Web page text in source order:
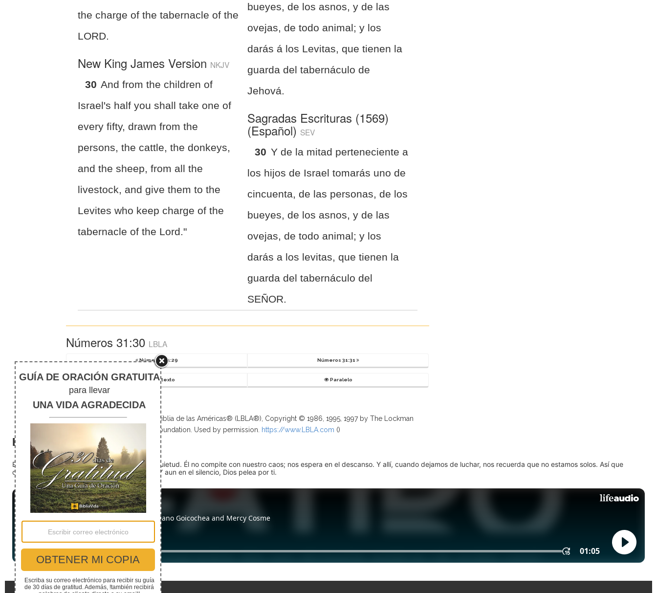
the charge of the tabernacle of the
LORD.
New King James Version NKJV
30 And from the children of
Israel's half you shall take one of
every fifty, drawn from the
persons, the cattle, the donkeys,
and the sheep, from all the
livestock, and give them to the
Levites who keep charge of the
tabernacle of the Lord."
bueyes, de los asnos, y de las
ovejas, de todo animal; y los
darás á los Levitas, que tienen la
guarda del tabernáculo de
Jehová.
Sagradas Escrituras (1569)
(Español) SEV
30 Y de la mitad perteneciente a
los hijos de Israel tomarás uno de
cincuenta, de las personas, de los
bueyes, de los asnos, y de las
ovejas, de todo animal; y los
darás a los levitas, que tienen la
guarda del tabernáculo del
SEÑOR.
Números 31:30 LBLA
Números 31:29 Números 31:31
En Contexto Paralelo
Scripture taken from La Biblia de las Américas® (LBLA®), Copyright © 1986, 1995, 1997 by The Lockman
Foundation. Used by permission.
https://www.LBLA.com ()
El silencio
En medio del ruido, Dios nos encuentra en la quietud. Él no compite con nuestro caos; nos espera en el descanso. Y allí, cuando dejamos de luchar, nos recuerda que no estamos solos. Así que
detente (quédate quieto) Dios está presente. Y aun en el silencio, Dios pelea por ti.